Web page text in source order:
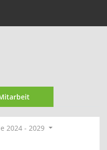
2024 - 2029